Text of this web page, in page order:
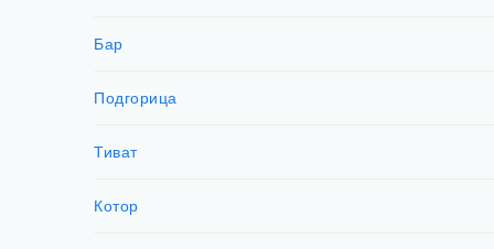
Бар
Подгорица
Тиват
Котор